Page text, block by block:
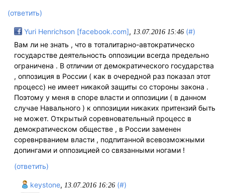
(ответить)
Yuri Henrichson [facebook.com], 13.07.2016 15:46 (#)
Вам ли не знать , что в тоталитарно-автократическо
государстве деятельность оппозиции всегда предельно
ограничена . В отличии от демократического государства
, оппозиция в России ( как в очередной раз показал этот
процесс) не имеет никакой защиты со стороны закона .
Поэтому у меня в споре власти и оппозиции ( в данном
случае Навального ) к оппозиции никаких притензий быть
не может. Открытый соревновательный процесс в
демократическом обществе , в России заменен
соревнрванием власти , подпитанной всевозможными
допингами и оппозицией со связанными ногами !
(ответить)
keystone, 13.07.2016 16:26 (#)